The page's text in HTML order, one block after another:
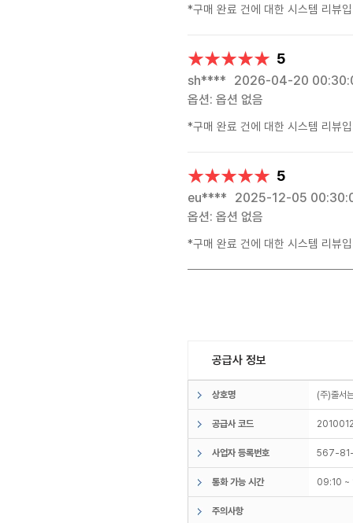
*구매 완료 건에 대한 시스템 리뷰
★★★★★
★★★★★ 5
sh**** 2026-04-20
옵션: 옵션 없음
*구매 완료 건에 대한 시스템 리뷰
★★★★★
★★★★★ 5
eu**** 2025-12-05
옵션: 옵션 없음
*구매 완료 건에 대한 시스템 리뷰
공급사 정보
상호명 (주)줄
공급사 코드
사업자 등록번호 567-
통화 가능 시간 09:10
주의사항